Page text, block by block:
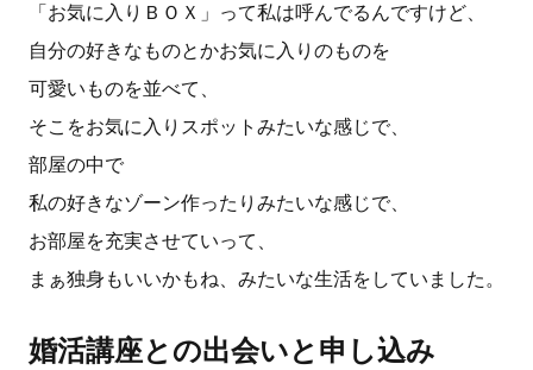
「お気に入りＢＯＸ」って私は呼んでるんですけど、
自分の好きなものとかお気に入りのものを
可愛いものを並べて、
そこをお気に入りスポットみたいな感じで、
部屋の中で
私の好きなゾーン作ったりみたいな感じで、
お部屋を充実させていって、
まぁ独身もいいかもね、みたいな生活をしていました。
婚活講座との出会いと申し込み